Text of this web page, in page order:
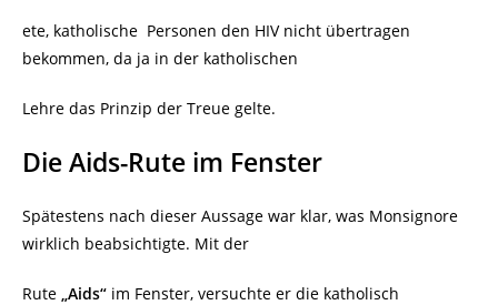
ete, katholische Personen den HIV nicht übertragen
bekommen, da ja in der katholischen
Lehre das Prinzip der Treue gelte.
Die Aids-Rute im Fenster
Spätestens nach dieser Aussage war klar, was Monsignore
wirklich beabsichtigte. Mit der
Rute „Aids“ im Fenster, versuchte er die katholisch